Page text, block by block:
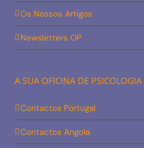
Os Nossos Artigos
Newsletters OP
A SUA OFICINA DE PSICOLOGIA
Contactos Portugal
Contactos Angola